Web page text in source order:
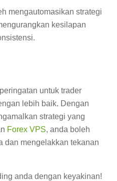
mengautomasikan strategi
kesilapan
untuk trader
lebih baik. Dengan
strategi yang
Forex VPS, anda boleh
dan mengelakkan tekanan
anda dengan keyakinan!